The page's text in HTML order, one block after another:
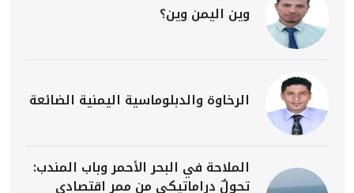
وين اليمن وين؟
الرخاوة والدبلوماسية اليمنية الضائعة
الملاحة في البحر الأحمر وباب المندب:
تحولٌ دراماتيكي من ممرٍ اقتصادي